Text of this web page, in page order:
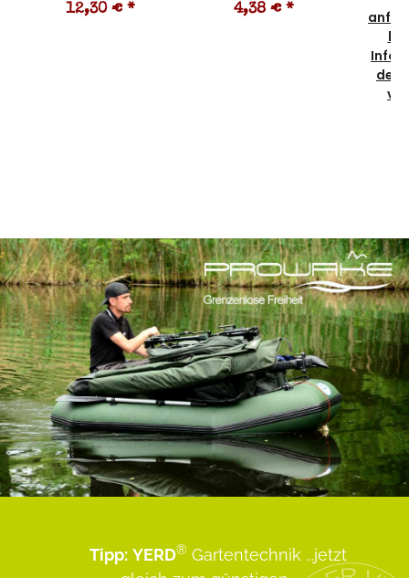
12,30 € * 4,38 € *
der
Tipp: YERD® Gartentechnik ...jetzt